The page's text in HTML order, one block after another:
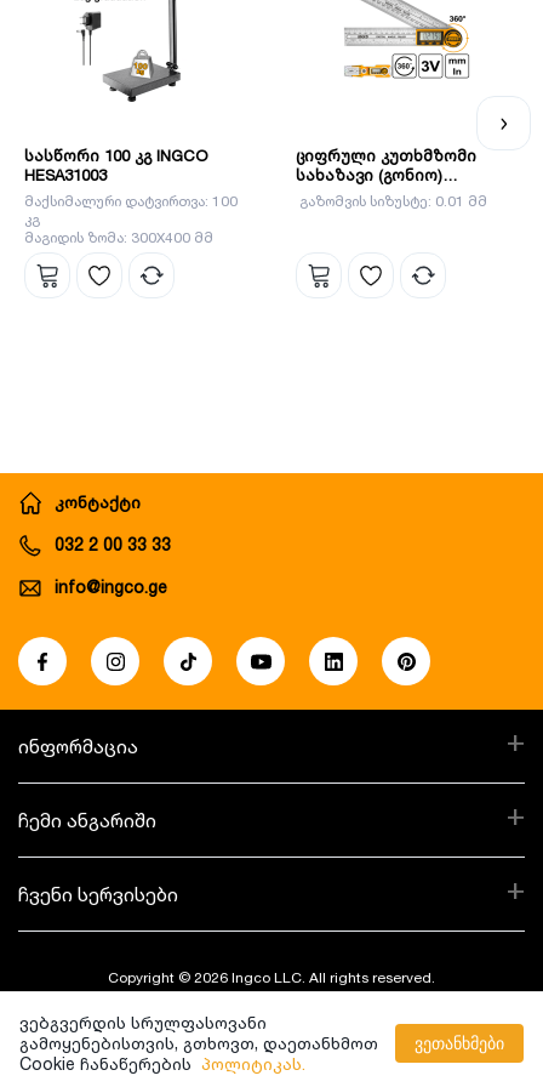
სასწორი 100 კგ INGCO
HESA31003
მაქსიმალური დატვირთვა: 100
კგ
მაგიდის ზომა: 300X400 მმ
ციფრული კუთხმზომი
სახაზავი (გონიო)
(HDAR20701)
გაზომვის სიზუსტე: 0.01 მმ
კონტაქტი
032 2 00 33 33
info@ingco.ge
+
ინფორმაცია
+
ჩემი ანგარიში
+
ჩვენი სერვისები
Copyright © 2026 Ingco LLC. All rights reserved.
Created By:
ვებგვერდის სრულფასოვანი
გამოყენებისთვის, გთხოვთ, დაეთანხმოთ
Cookie ჩანაწერების პოლიტიკას.
ვეთანხმები